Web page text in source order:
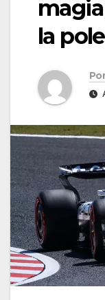
la
Por